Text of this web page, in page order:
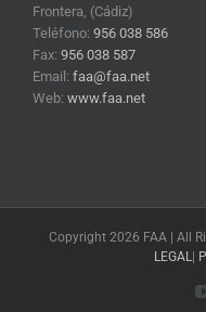
Frontera, (Cádiz)
Teléfono: 956 038 586
Fax: 956 038 587
Email: faa@faa.net
Web: www.faa.net
Copyright 2026 FAA | All
LEGAL |